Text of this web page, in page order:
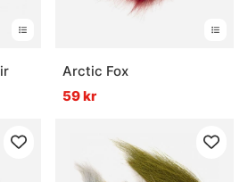
Arctic Fox
59 kr